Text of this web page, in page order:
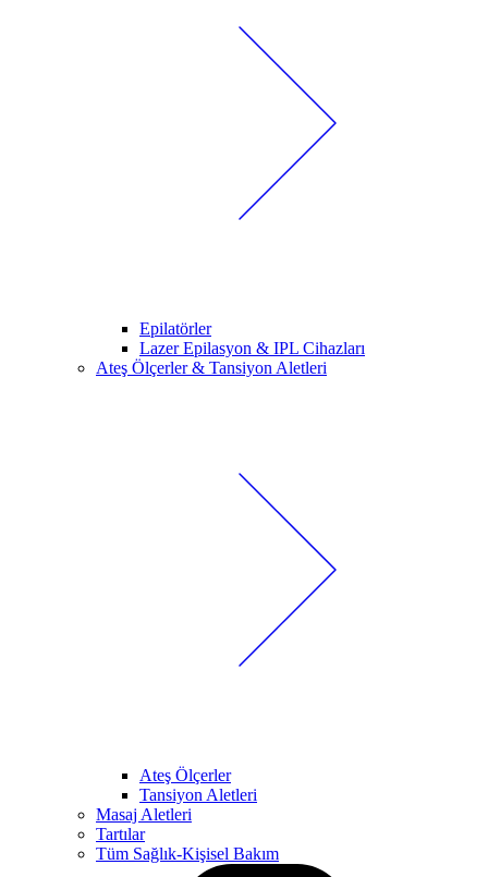
Epilatörler
Lazer Epilasyon & IPL Cihazları
Ateş Ölçerler & Tansiyon Aletleri
Ateş Ölçerler
Tansiyon Aletleri
Masaj Aletleri
Tartılar
Tüm Sağlık-Kişisel Bakım